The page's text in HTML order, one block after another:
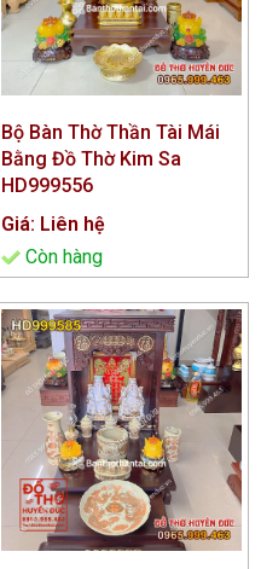
Bộ Bàn Thờ Thần Tài Mái
Bằng Đồ Thờ Kim Sa
HD999556
Giá: Liên hệ
Còn hàng